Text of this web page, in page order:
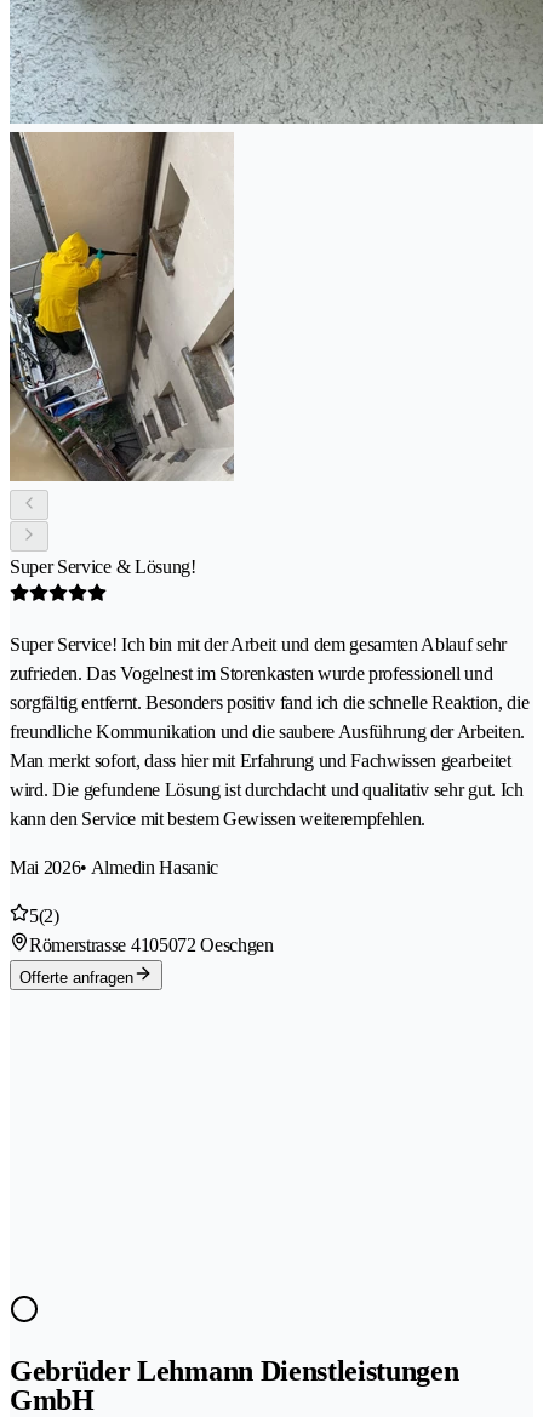
Super Service & Lösung!
Super Service! Ich bin mit der Arbeit und dem gesamten Ablauf sehr
zufrieden. Das Vogelnest im Storenkasten wurde professionell und
sorgfältig entfernt. Besonders positiv fand ich die schnelle Reaktion, die
freundliche Kommunikation und die saubere Ausführung der Arbeiten.
Man merkt sofort, dass hier mit Erfahrung und Fachwissen gearbeitet
wird. Die gefundene Lösung ist durchdacht und qualitativ sehr gut. Ich
kann den Service mit bestem Gewissen weiterempfehlen.
Mai 2026• Almedin Hasanic
5(2)
Römerstrasse 4105072 Oeschgen
Offerte anfragen
Gebrüder Lehmann Dienstleistungen
GmbH